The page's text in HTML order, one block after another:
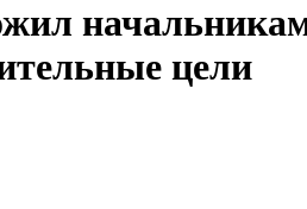
начальникам
цели